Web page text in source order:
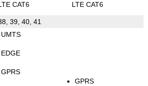
CAT6 LTE CAT6
39, 40, 41
UMTS
EDGE
GPRS
GPRS